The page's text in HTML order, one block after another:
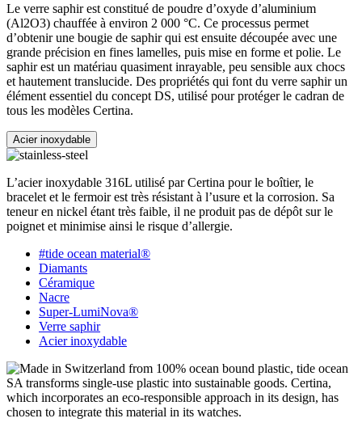
Le verre saphir est constitué de poudre d’oxyde d’aluminium
(Al2O3) chauffée à environ 2 000 °C. Ce processus permet
d’obtenir une bougie de saphir qui est ensuite découpée avec une
grande précision en fines lamelles, puis mise en forme et polie. Le
saphir est un matériau quasiment inrayable, peu sensible aux chocs
et hautement translucide. Des propriétés qui font du verre saphir un
élément essentiel du concept DS, utilisé pour protéger le cadran de
tous les modèles Certina.
Acier inoxydable
L’acier inoxydable 316L utilisé par Certina pour le boîtier, le
bracelet et le fermoir est très résistant à l’usure et la corrosion. Sa
teneur en nickel étant très faible, il ne produit pas de dépôt sur le
poignet et minimise ainsi le risque d’allergie.
#tide ocean material®
Diamants
Céramique
Nacre
Super-LumiNova®
Verre saphir
Acier inoxydable